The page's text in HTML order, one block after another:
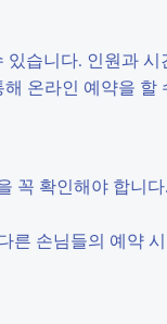
습니다. 인원과
온라인 예약을
꼭 확인해야 합니
른 손님들의 예약